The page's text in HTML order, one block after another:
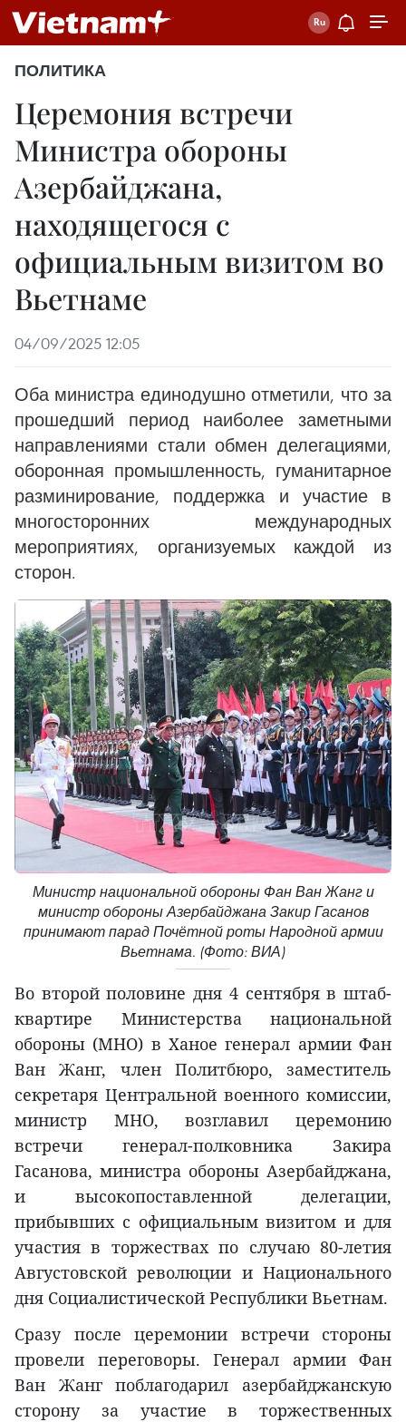
ПОЛИТИКА
Церемония встречи
Министра обороны
Азербайджана,
находящегося с
официальным визитом во
Вьетнаме
04/09/2025 12:05
Оба министра единодушно отметили, что за
прошедший период наиболее заметными
направлениями стали обмен делегациями,
оборонная промышленность, гуманитарное
разминирование, поддержка и участие в
многосторонних международных
мероприятиях, организуемых каждой из
сторон.
Министр национальной обороны Фан Ван Жанг и
министр обороны Азербайджана Закир Гасанов
принимают парад Почётной роты Народной армии
Вьетнама. (Фото: ВИА)
Во второй половине дня 4 сентября в штаб-
квартире Министерства национальной
обороны (МНО) в Ханое генерал армии Фан
Ван Жанг, член Политбюро, заместитель
секретаря Центральной военного комиссии,
министр МНО, возглавил церемонию
встречи генерал-полковника Закира
Гасанова, министра обороны Азербайджана,
и высокопоставленной делегации,
прибывших с официальным визитом и для
участия в торжествах по случаю 80-летия
Августовской революции и Национального
дня Социалистической Республики Вьетнам.
Сразу после церемонии встречи стороны
провели переговоры. Генерал армии Фан
Ван Жанг поблагодарил азербайджанскую
сторону за участие в торжественных